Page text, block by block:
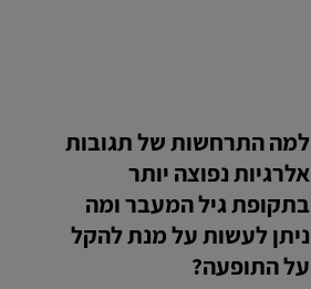
למה התרחשות של תגובות
אלרגיות נפוצה יותר
בתקופת גיל המעבר ומה
ניתן לעשות על מנת להקל
על התופעה?